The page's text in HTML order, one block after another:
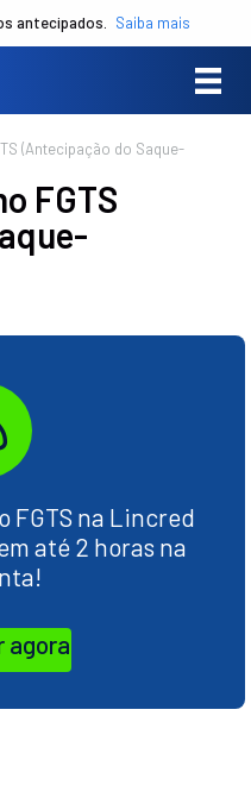
antecipados. Saiba mais
(Antecipação do Saque-
FGTS
FGTS na Lincred
até 2 horas na
agora